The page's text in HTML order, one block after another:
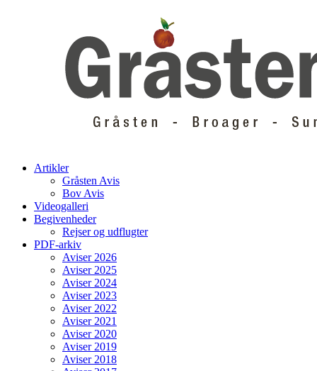
Artikler
Gråsten Avis
Bov Avis
Videogalleri
Begivenheder
Rejser og udflugter
PDF-arkiv
Aviser 2026
Aviser 2025
Aviser 2024
Aviser 2023
Aviser 2022
Aviser 2021
Aviser 2020
Aviser 2019
Aviser 2018